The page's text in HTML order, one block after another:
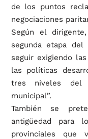
de los puntos
negociaciones
Según el
segunda etapa
seguir exigiendo
las políticas
tres niveles del
municipal”.
También se
antigüedad para
provinciales que